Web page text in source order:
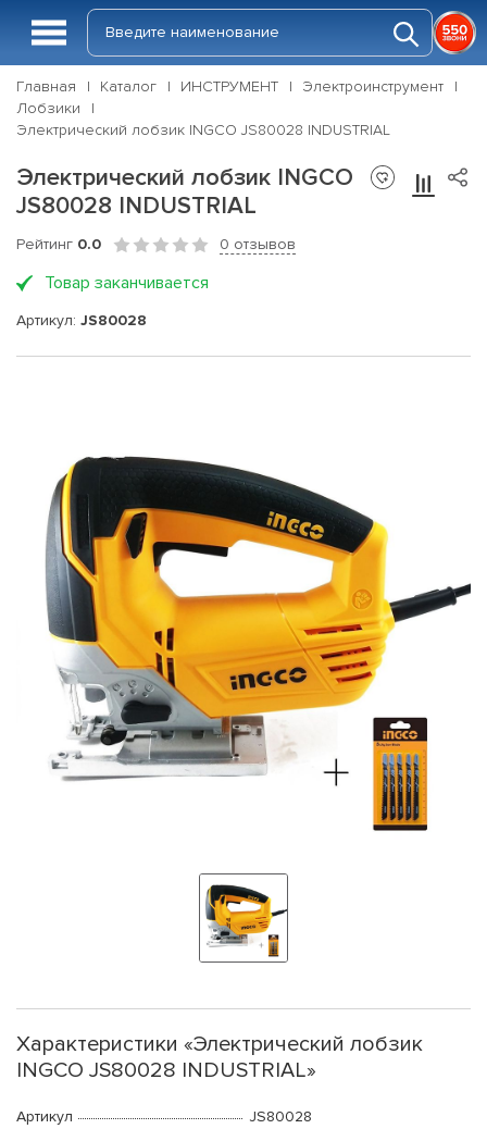
Главная Каталог ИНСТРУМЕНТ
Электроинструмент
Лобзики
Электрический лобзик INGCO JS80028 INDUSTRIAL
Электрический лобзик INGCO
JS80028 INDUSTRIAL
Рейтинг 0.0 0 отзывов
Товар заканчивается
Артикул: JS80028
Характеристики «Электрический лобзик
INGCO JS80028 INDUSTRIAL»
Артикул
JS80028